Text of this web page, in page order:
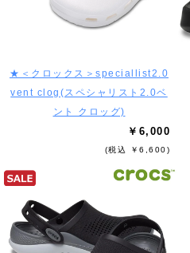
★＜クロックス＞speciallist2.0
vent clog(スペシャリスト2.0ベ
ント クロッグ)
￥6,000
(税込 ￥6,600)